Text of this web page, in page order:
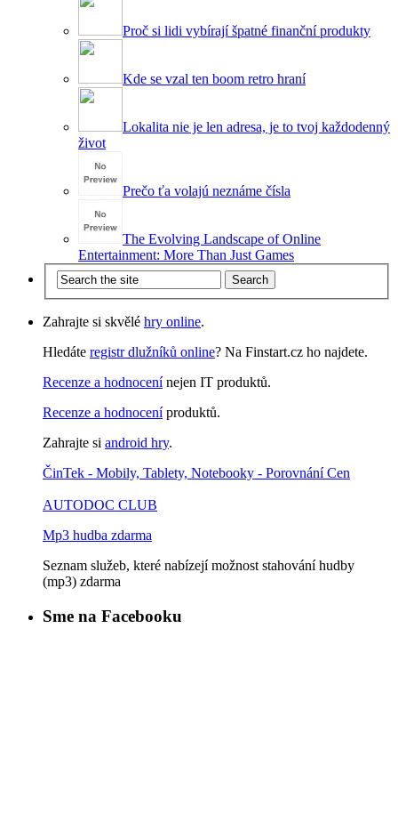
Proč si lidi vybírají špatné finanční produkty
Kde se vzal ten boom retro hraní
Lokalita nie je len adresa, je to tvoj každodenný
život
Prečo ťa volajú neznáme čísla
The Evolving Landscape of Online
Entertainment: More Than Just Games
Zahrajte si skvělé hry online.
Hledáte registr dlužníků online? Na Finstart.cz ho najdete.
Recenze a hodnocenínejen IT produktů.
Recenze a hodnoceníproduktů.
Zahrajte si android hry.
ČinTek - Mobily, Tablety, Notebooky - Porovnání Cen
AUTODOC CLUB
Mp3 hudba zdarma
Seznam služeb, které nabízejí možnost stahování hudby
(mp3) zdarma
Sme na Facebooku